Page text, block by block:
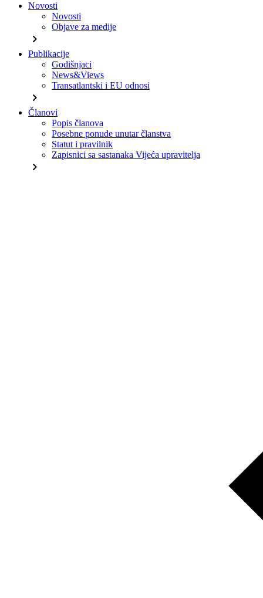
Novosti
Novosti
Objave za medije
chevron_right
Publikacije
Godišnjaci
News&Views
Transatlantski i EU odnosi
chevron_right
Članovi
Popis članova
Posebne ponude unutar članstva
Statut i pravilnik
Zapisnici sa sastanaka Vijeća upravitelja
chevron_right